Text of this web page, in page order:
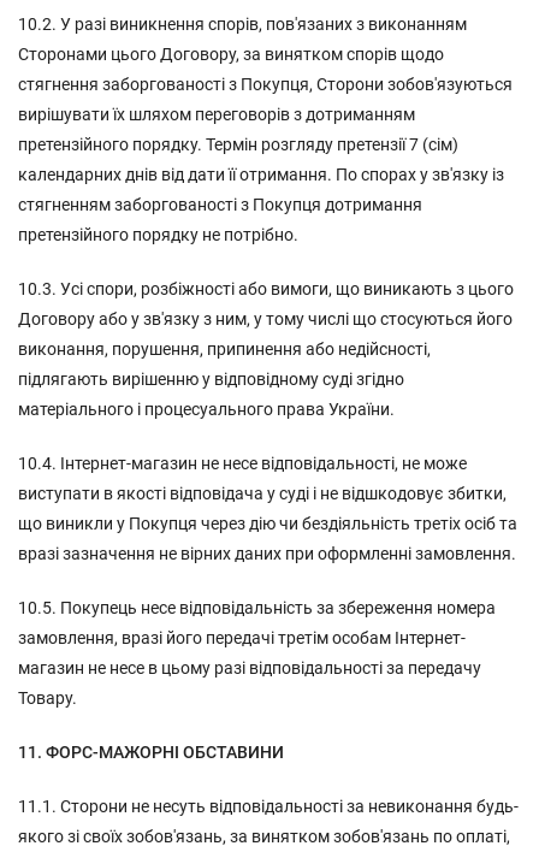
10.2. У разі виникнення спорів, пов'язаних з виконанням
Сторонами цього Договору, за винятком спорів щодо
стягнення заборгованості з Покупця, Сторони зобов'язуються
вирішувати їх шляхом переговорів з дотриманням
претензійного порядку. Термін розгляду претензії 7 (сім)
календарних днів від дати її отримання. По спорах у зв'язку із
стягненням заборгованості з Покупця дотримання
претензійного порядку не потрібно.
10.3. Усі спори, розбіжності або вимоги, що виникають з цього
Договору або у зв'язку з ним, у тому числі що стосуються його
виконання, порушення, припинення або недійсності,
підлягають вирішенню у відповідному суді згідно
матеріального і процесуального права України.
10.4. Інтернет-магазин не несе відповідальності, не може
виступати в якості відповідача у суді і не відшкодовує збитки,
що виникли у Покупця через дію чи бездіяльність третіх осіб та
вразі зазначення не вірних даних при оформленні замовлення.
10.5. Покупець несе відповідальність за збереження номера
замовлення, вразі його передачі третім особам Інтернет-
магазин не несе в цьому разі відповідальності за передачу
Товару.
11. ФОРС-МАЖОРНІ ОБСТАВИНИ
11.1. Сторони не несуть відповідальності за невиконання будь-
якого зі своїх зобов'язань, за винятком зобов'язань по оплаті,